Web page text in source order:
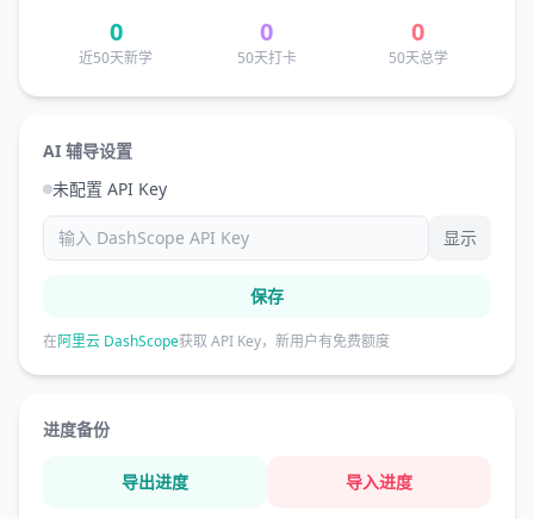
0
近50天新学
0
50天打卡
0
50天总学
AI 辅导设置
未配置 API Key
显示
保存
在阿里云 DashScope获取 API Key，新用户有免费额度
进度备份
导出进度 导入进度